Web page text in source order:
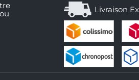
Livraison